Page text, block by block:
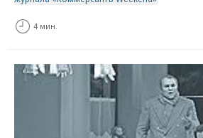
4 мин.